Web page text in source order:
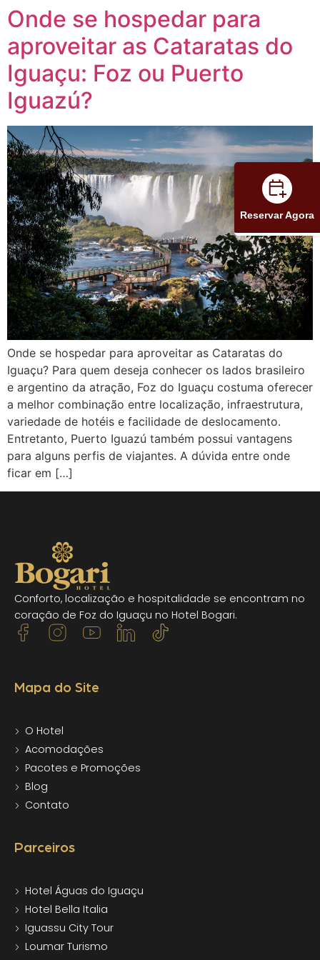
Onde se hospedar para
aproveitar as Cataratas do
Iguaçu: Foz ou Puerto
Iguazú?
Onde se hospedar para aproveitar as Cataratas do
Iguaçu? Para quem deseja conhecer os lados brasileiro
e argentino da atração, Foz do Iguaçu costuma oferecer
a melhor combinação entre localização, infraestrutura,
variedade de hotéis e facilidade de deslocamento.
Entretanto, Puerto Iguazú também possui vantagens
para alguns perfis de viajantes. A dúvida entre onde
ficar em […]
Conforto, localização e hospitalidade se encontram no
coração de Foz do Iguaçu no Hotel Bogari.
Mapa do Site
O Hotel
Acomodações
Pacotes e Promoções
Blog
Contato
Parceiros
Hotel Águas do Iguaçu
Hotel Bella Italia
Iguassu City Tour
Loumar Turismo
Reservar Agora